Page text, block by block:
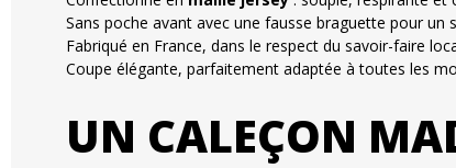
Sans poche avant avec une fausse braguette pour un
Fabriqué en France, dans le respect du savoir-faire
Coupe élégante, parfaitement adaptée à toutes les
UN CALEÇON